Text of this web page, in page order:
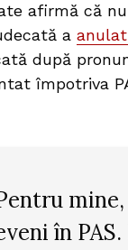
afirmă că
a
după
împotriva
în